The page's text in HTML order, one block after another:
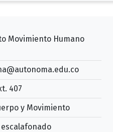
Movimiento Humano
407
y Movimiento
escalafonado